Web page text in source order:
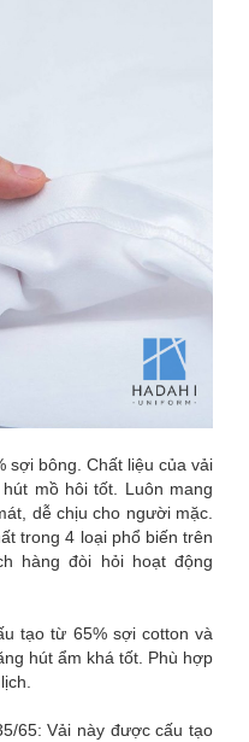
sợi bông. Chất liệu của vải
mồ hôi tốt. Luôn mang
dễ chịu cho người mặc.
trong 4 loại phổ biến trên
hàng đòi hỏi hoạt động
tạo từ 65% sợi cotton và
hút ẩm khá tốt. Phù hợp
65: Vải này được cấu tạo